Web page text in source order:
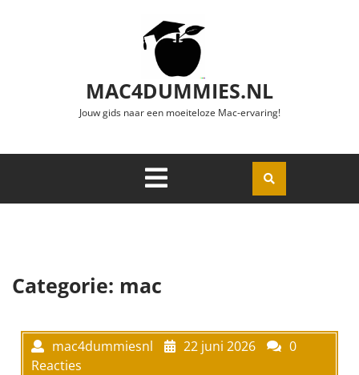
MAC4DUMMIES.NL
Jouw gids naar een moeiteloze Mac-ervaring!
Openen
Categorie: mac
mac4dummiesnl 22 juni 2026
0
Reacties